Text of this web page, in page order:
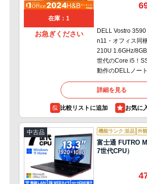
在庫：1
お急ぎください
DELL Vostro
n11・オフィス同
210U 1.6GHz/
世代のCore i5！
動作のDELLノー
詳細を見る
比較リストに追加
中古品 機能ランク:並品 外
富士通 FUTRO
7世代CPU）